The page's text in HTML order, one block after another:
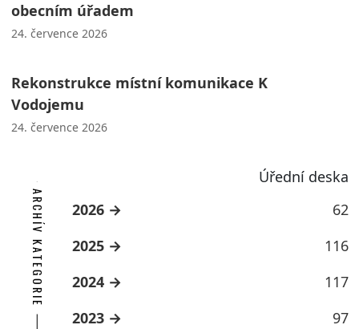
obecním úřadem
24. července 2026
Rekonstrukce místní komunikace K
Vodojemu
24. července 2026
Úřední deska
ARCHÍV KATEGORIE 2026
62
2025
116
2024
117
2023
97